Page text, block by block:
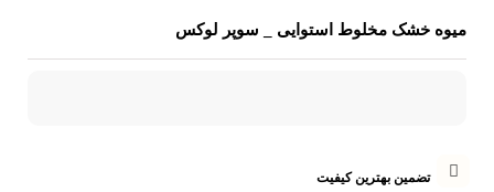
میوه خشک مخلوط استوایی _ سوپر لوکس
تضمین بهترین کیفیت